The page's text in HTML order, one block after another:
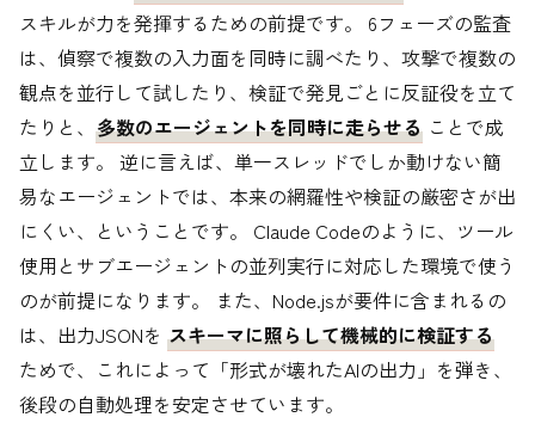
スキルが力を発揮するための前提です。 6フェーズの監査
は、偵察で複数の入力面を同時に調べたり、攻撃で複数の
観点を並行して試したり、検証で発見ごとに反証役を立て
たりと、 多数のエージェントを同時に走らせる ことで成
立します。 逆に言えば、単一スレッドでしか動けない簡
易なエージェントでは、本来の網羅性や検証の厳密さが出
にくい、ということです。 Claude Codeのように、ツール
使用とサブエージェントの並列実行に対応した環境で使う
のが前提になります。 また、Node.jsが要件に含まれるの
は、出力JSONを スキーマに照らして機械的に検証する
ためで、これによって「形式が壊れたAIの出力」を弾き、
後段の自動処理を安定させています。